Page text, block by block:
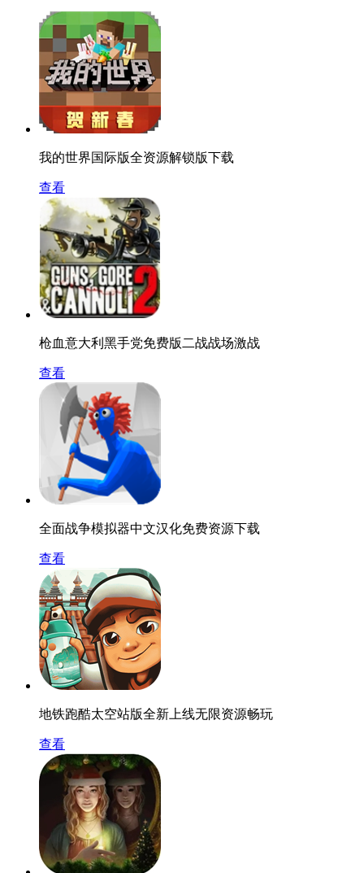
我的世界国际版全资源解锁版下载
查看
枪血意大利黑手党免费版二战战场激战
查看
全面战争模拟器中文汉化免费资源下载
查看
地铁跑酷太空站版全新上线无限资源畅玩
查看